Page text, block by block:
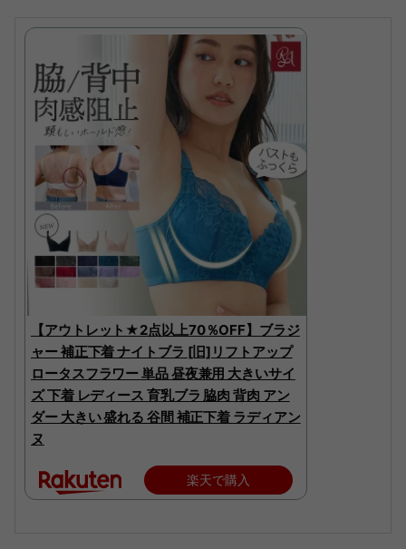
【アウトレット★2点以上70％OFF】ブラジ
ャー 補正下着 ナイトブラ [旧]リフトアップ
ロータスフラワー 単品 昼夜兼用 大きいサイ
ズ 下着 レディース 育乳ブラ 脇肉 背肉 アン
ダー 大きい 盛れる 谷間 補正下着 ラディアン
ヌ
楽天で購入